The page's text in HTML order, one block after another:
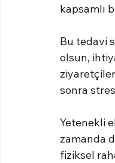
kapsamlı
Bu tedavi
olsun,
sonra
Yetenekli
zamanda
fiziksel